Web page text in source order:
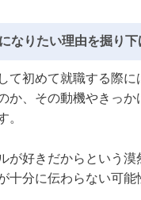
なりたい理由を掘り下
て初めて就職する際に
か、その動機やきっか
。
が好きだからという漠
十分に伝わらない可能